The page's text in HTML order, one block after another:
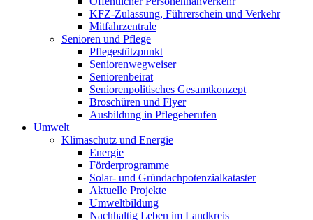
KFZ-Zulassung, Führerschein und Verkehr
Mitfahrzentrale
Senioren und Pflege
Pflegestützpunkt
Seniorenwegweiser
Seniorenbeirat
Seniorenpolitisches Gesamtkonzept
Broschüren und Flyer
Ausbildung in Pflegeberufen
Umwelt
Klimaschutz und Energie
Energie
Förderprogramme
Solar- und Gründachpotenzialkataster
Aktuelle Projekte
Umweltbildung
Nachhaltig Leben im Landkreis